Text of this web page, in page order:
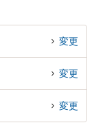
変更
変更
変更